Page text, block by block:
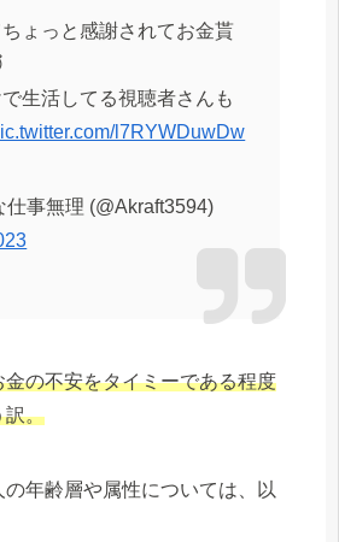
ょっと感謝されてお金貰
生活してる視聴者さんも
l7RYWDuwDw
事無理 (@Akraft3594)
金の不安をタイミーである程度
訳。
年齢層や属性については、以